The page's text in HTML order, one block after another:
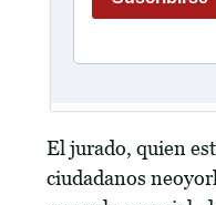
El jurado, quien
ciudadanos